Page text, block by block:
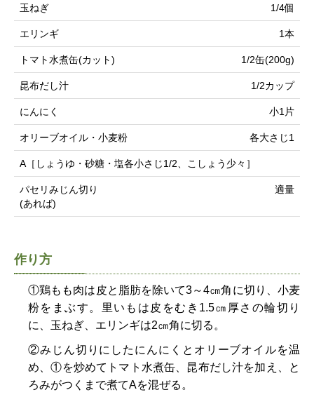
玉ねぎ 1/4個
エリンギ 1本
トマト水煮缶(カット) 1/2缶(200g)
昆布だし汁 1/2カップ
にんにく 小1片
オリーブオイル・小麦粉 各大さじ1
A［しょうゆ・砂糖・塩各小さじ1/2、こしょう少々］
パセリみじん切り
(あれば)
適量
作り方
①鶏もも肉は皮と脂肪を除いて3～4㎝角に切り、小麦
粉をまぶす。里いもは皮をむき1.5㎝厚さの輪切り
に、玉ねぎ、エリンギは2㎝角に切る。
②みじん切りにしたにんにくとオリーブオイルを温
め、①を炒めてトマト水煮缶、昆布だし汁を加え、と
ろみがつくまで煮てAを混ぜる。